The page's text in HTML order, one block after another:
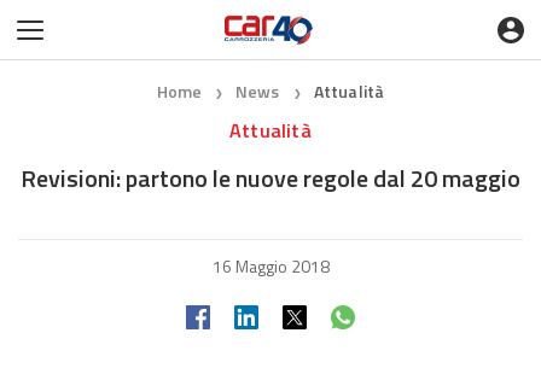
Home ❯ News ❯ Attualità
Attualità
Revisioni: partono le nuove regole dal 20 maggio
16 Maggio 2018